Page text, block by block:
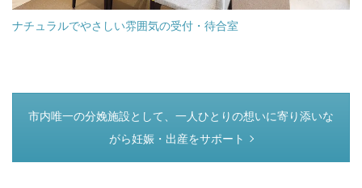
ナチュラルでやさしい雰囲気の受付・待合室
つぎのページ
市内唯一の分娩施設として、一人ひとりの想いに寄り添いな
がら妊娠・出産をサポート